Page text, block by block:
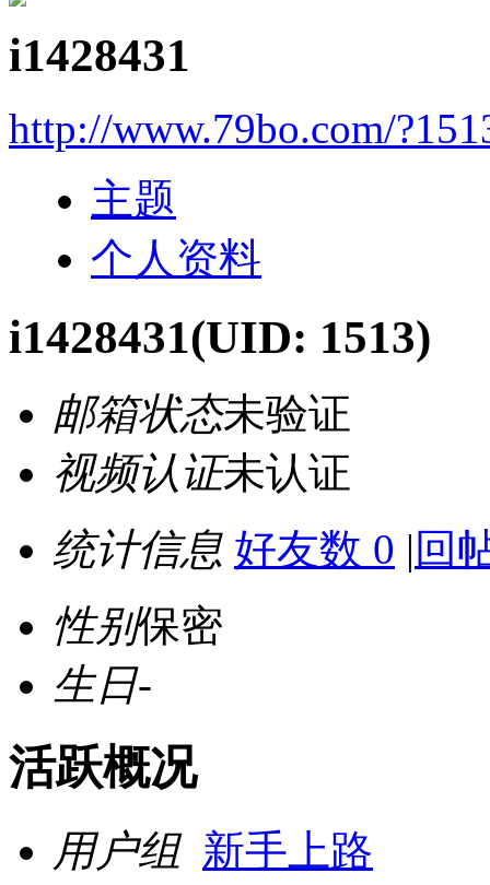
i1428431
http://www.79bo.com/
主题
个人资料
i1428431(UID: 1513)
邮箱状态未验证
视频认证未认证
统计信息 好友数 0 | 回
性别保密
生日-
活跃概况
用户组 新手上路